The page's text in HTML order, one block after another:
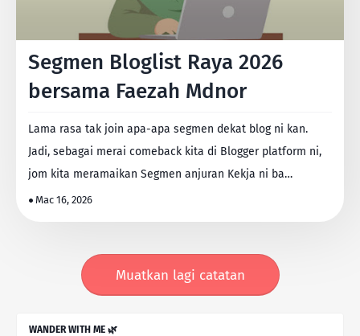
Segmen Bloglist Raya 2026
bersama Faezah Mdnor
Lama rasa tak join apa-apa segmen dekat blog ni kan.
Jadi, sebagai merai comeback kita di Blogger platform ni,
jom kita meramaikan Segmen anjuran Kekja ni ba…
Mac 16, 2026
Muatkan lagi catatan
WANDER WITH ME 🌿